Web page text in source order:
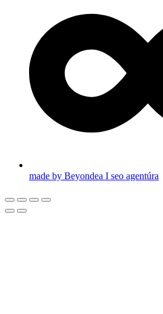
made by Beyondea I seo agentúra